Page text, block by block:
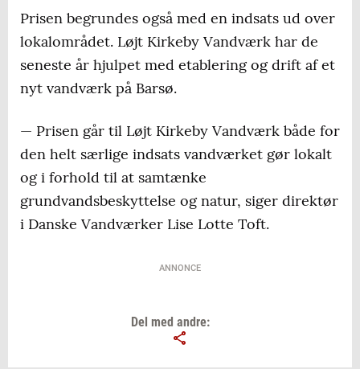
Prisen begrundes også med en indsats ud over
lokalområdet. Løjt Kirkeby Vandværk har de
seneste år hjulpet med etablering og drift af et
nyt vandværk på Barsø.
— Prisen går til Løjt Kirkeby Vandværk både for
den helt særlige indsats vandværket gør lokalt
og i forhold til at samtænke
grundvandsbeskyttelse og natur, siger direktør
i Danske Vandværker Lise Lotte Toft.
ANNONCE
Del med andre: